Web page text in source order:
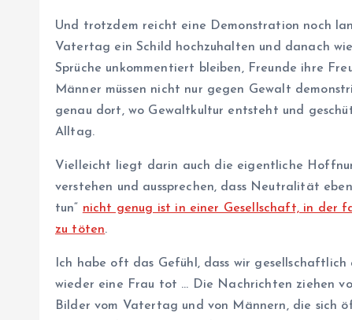
Und trotzdem reicht eine Demonstration noch
Vatertag ein Schild hochzuhalten und danach
Sprüche unkommentiert bleiben, Freunde ihre
Männer müssen nicht nur gegen Gewalt
genau dort, wo Gewaltkultur entsteht und
Alltag.
Vielleicht liegt darin auch die eigentliche
verstehen und aussprechen, dass Neutralität
tun“ nicht genug ist in einer Gesellschaft, in der
zu töten.
Ich habe oft das Gefühl, dass wir
wieder eine Frau tot … Die Nachrichten ziehen
Bilder vom Vatertag und von Männern, die sich